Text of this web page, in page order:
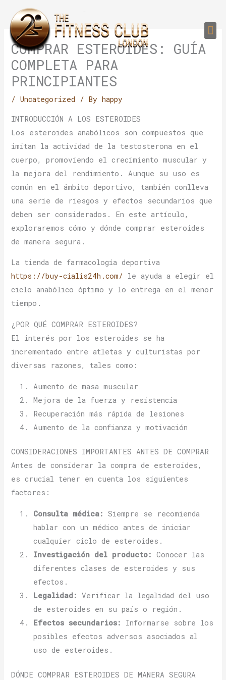
content
COMPRAR ESTEROIDES: GUÍA
COMPLETA PARA
PRINCIPIANTES
/Uncategorized / Byhappy
INTRODUCCIÓN A LOS ESTEROIDES
Los esteroides anabólicos son compuestos que
imitan la actividad de la testosterona en el
cuerpo, promoviendo el crecimiento muscular y
la mejora del rendimiento. Aunque su uso es
común en el ámbito deportivo, también conlleva
una serie de riesgos y efectos secundarios que
deben ser considerados. En este artículo,
exploraremos cómo y dónde comprar esteroides
de manera segura.
La tienda de farmacología deportiva
https://buy-cialis24h.com/ le ayuda a elegir el
ciclo anabólico óptimo y lo entrega en el menor
tiempo.
¿POR QUÉ COMPRAR ESTEROIDES?
El interés por los esteroides se ha
incrementado entre atletas y culturistas por
diversas razones, tales como:
Aumento de masa muscular
Mejora de la fuerza y resistencia
Recuperación más rápida de lesiones
Aumento de la confianza y motivación
CONSIDERACIONES IMPORTANTES ANTES DE COMPRAR
Antes de considerar la compra de esteroides,
es crucial tener en cuenta los siguientes
factores:
Consulta médica: Siempre se recomienda
hablar con un médico antes de iniciar
cualquier ciclo de esteroides.
Investigación del producto: Conocer las
diferentes clases de esteroides y sus
efectos.
Legalidad: Verificar la legalidad del uso
de esteroides en su país o región.
Efectos secundarios:
Informarse sobre los
posibles efectos adversos asociados al
uso de esteroides.
DÓNDE COMPRAR ESTEROIDES DE MANERA SEGURA